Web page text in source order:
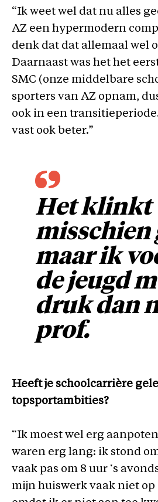
“Ik weet wel dat nu alles
AZ een hypermodern
denk dat dat allemaal wel
Daarnaast was het het
SMC (onze middelbare
sporters van AZ opnam,
ook in een
vast ook beter.”
Het klinkt
misschien
maar ik
de jeugd
druk dan
prof.
Heeft je schoolcarrière
topsportambities?
“Ik moest wel erg
waren erg lang: ik stond
vaak pas om 8 uur ‘s
mijn huiswerk vaak niet op